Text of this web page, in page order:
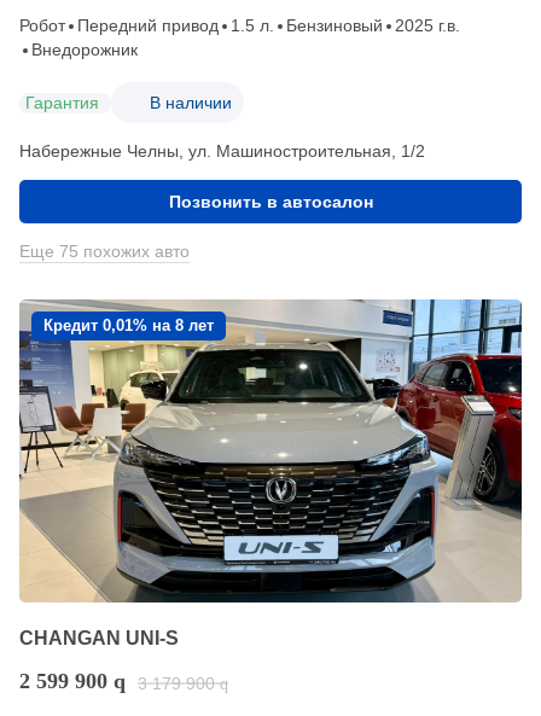
Робот Передний привод 1.5 л. Бензиновый
2025 г.в.
Внедорожник
Гарантия В наличии
Набережные Челны, ул. Машиностроительная, 1/2
Позвонить в автосалон
Еще 75 похожих авто
Кредит 0,01% на 8 лет
CHANGAN UNI-S
2 599 900 q 3 179 900 q